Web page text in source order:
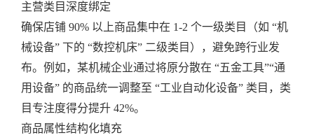
主营类目深度绑定
确保店铺 90% 以上商品集中在 1-2 个一级类目（如 “机
械设备” 下的 “数控机床” 二级类目），避免跨行业发
布。例如，某机械企业通过将原分散在 “五金工具”“通
用设备” 的商品统一调整至 “工业自动化设备” 类目，类
目专注度得分提升 42%。
商品属性结构化填充